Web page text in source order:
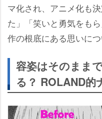
マ化され、アニメ化も
た」「笑いと勇気をも
作の根底にある思いに
容姿はそのまま
る？ ROLAND的